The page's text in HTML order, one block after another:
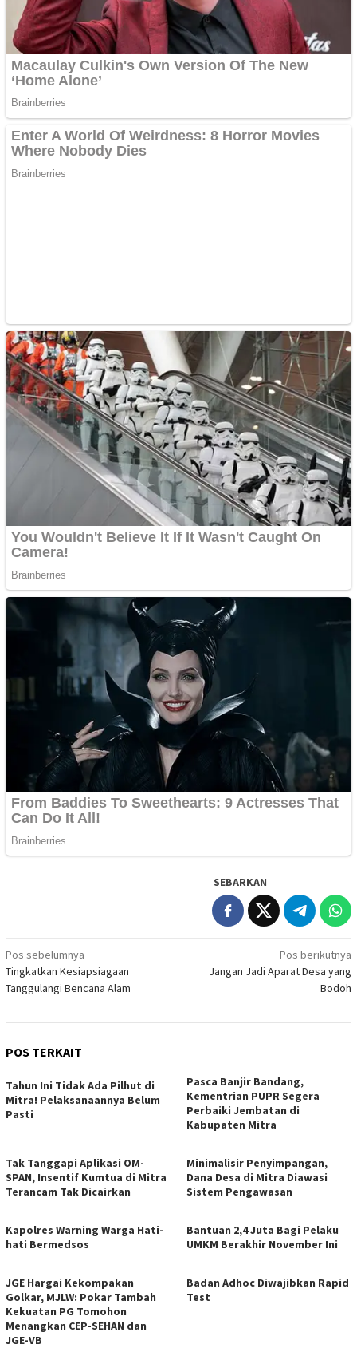
SEBARKAN
Navigasi
pos
Pos sebelumnya
Tingkatkan Kesiapsiagaan
Tanggulangi Bencana Alam
Pos berikutnya
Jangan Jadi Aparat Desa yang
Bodoh
POS TERKAIT
Tahun Ini Tidak Ada Pilhut di
Mitra! Pelaksanaannya Belum
Pasti
Pasca Banjir Bandang,
Kementrian PUPR Segera
Perbaiki Jembatan di
Kabupaten Mitra
Tak Tanggapi Aplikasi OM-
SPAN, Insentif Kumtua di Mitra
Terancam Tak Dicairkan
Minimalisir Penyimpangan,
Dana Desa di Mitra Diawasi
Sistem Pengawasan
Kapolres Warning Warga Hati-
hati Bermedsos
Bantuan 2,4 Juta Bagi Pelaku
UMKM Berakhir November Ini
JGE Hargai Kekompakan
Golkar, MJLW: Pokar Tambah
Kekuatan PG Tomohon
Menangkan CEP-SEHAN dan
JGE-VB
Badan Adhoc Diwajibkan Rapid
Test